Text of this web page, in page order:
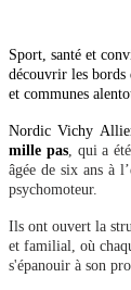
Sport, santé et
découvrir les
et communes
Nordic Vichy
mille pas, qui a
âgée de six ans à
psychomoteur.
Ils ont ouvert la
et familial, où
s'épanouir à son